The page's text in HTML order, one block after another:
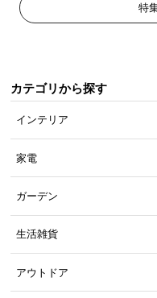
特
カテゴリから探す
インテリア
家電
ガーデン
生活雑貨
アウトドア